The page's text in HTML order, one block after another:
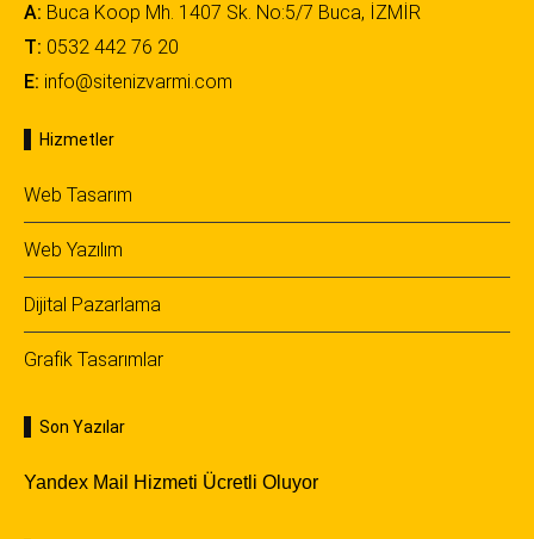
A: Buca Koop Mh. 1407 Sk. No:5/7 Buca, İZMİR
T: 0532 442 76 20
E: info@sitenizvarmi.com
Hizmetler
Web Tasarım
Web Yazılım
Dijital Pazarlama
Grafik Tasarımlar
Son Yazılar
Yandex Mail Hizmeti Ücretli Oluyor